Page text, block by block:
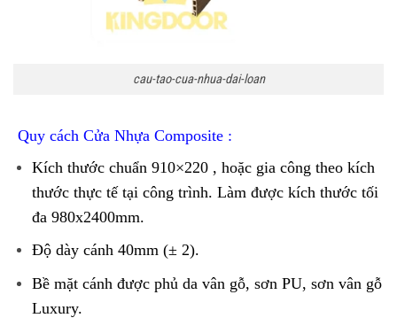
cau-tao-cua-nhua-dai-loan
Quy cách Cửa Nhựa Composite :
Kích thước chuẩn 910×220 , hoặc gia công theo kích
thước thực tế tại công trình. Làm được kích thước tối
đa 980x2400mm.
Độ dày cánh 40mm (± 2).
Bề mặt cánh được phủ da vân gỗ, sơn PU, sơn vân gỗ
Luxury.